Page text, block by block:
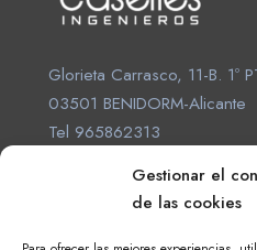
Gestionar el
de las cookies
Glorieta Carrasco, 11-B. 1º
03501 BENIDORM-Alicante
Tel 965862313